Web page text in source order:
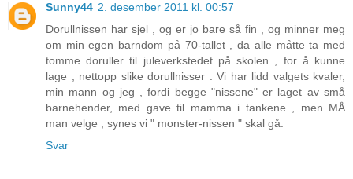
Sunny44 2. desember 2011 kl. 00:57
Dorullnissen har sjel , og er jo bare så fin , og minner meg
om min egen barndom på 70-tallet , da alle måtte ta med
tomme doruller til juleverkstedet på skolen , for å kunne
lage , nettopp slike dorullnisser . Vi har lidd valgets kvaler,
min mann og jeg , fordi begge "nissene" er laget av små
barnehender, med gave til mamma i tankene , men MÅ
man velge , synes vi " monster-nissen " skal gå.
Svar